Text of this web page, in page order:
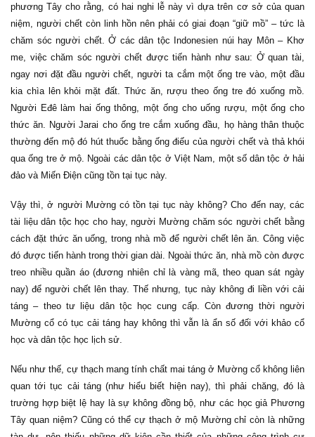
phương Tây cho rằng, có hai nghi lễ này vì dựa trên cơ sở của quan
niệm, người chết còn linh hồn nên phải có giai đoạn “giữ mồ” – tức là
chăm sóc người chết. Ở các dân tộc Indonesien núi hay Môn – Khơ
me, việc chăm sóc người chết được tiến hành như sau: Ở quan tài,
ngay nơi đặt đầu người chết, người ta cắm một ống tre vào, một đầu
kia chìa lên khỏi mặt đất. Thức ăn, rượu theo ống tre đó xuống mồ.
Người Eđê làm hai ống thông, một ống cho uống rượu, một ống cho
thức ăn. Người Jarai cho ống tre cắm xuống đầu, họ hàng thân thuộc
thường đến mộ đó hút thuốc bằng ống điếu của người chết và thả khói
qua ống tre ở mộ. Ngoài các dân tộc ở Việt Nam, một số dân tộc ở hải
đảo và Miến Điện cũng tồn tại tục này.
Vậy thì, ở người Mường có tồn tại tục này không? Cho đến nay, các
tài liệu dân tộc học cho hay, người Mường chăm sóc người chết bằng
cách đặt thức ăn uống, trong nhà mồ để người chết lên ăn. Công việc
đó được tiến hành trong thời gian dài. Ngoài thức ăn, nhà mồ còn được
treo nhiều quần áo (đương nhiên chỉ là vàng mã, theo quan sát ngày
nay) để người chết lên thay. Thế nhưng, tục này không đi liền với cải
táng – theo tư liệu dân tộc học cung cấp. Còn đương thời người
Mường cổ có tục cải táng hay không thì vẫn là ẩn số đối với khảo cổ
học và dân tộc học lịch sử.
Nếu như thế, cự thạch mang tính chất mai táng ở Mường cổ không liên
quan tới tục cải táng (như hiểu biết hiện nay), thì phải chăng, đó là
trường hợp biệt lệ hay là sự không đồng bộ, như các học giả Phương
Tây quan niệm? Cũng có thể cự thạch ở mộ Mường chỉ còn là những